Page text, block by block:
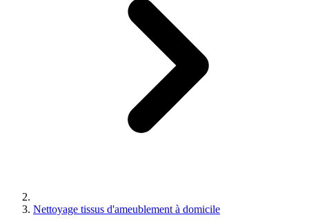
Nettoyage tissus d'ameublement à domicile